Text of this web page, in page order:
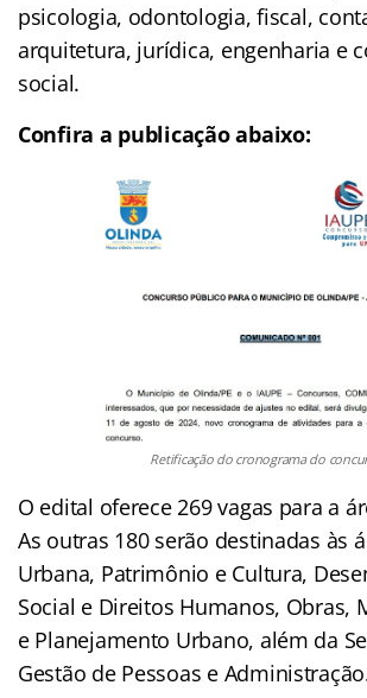
psicologia, odontologia, fiscal,
arquitetura, jurídica, engenharia e
social.
Confira a publicação abaixo:
Retificação do cronograma do
O edital oferece 269 vagas para a
As outras 180 serão destinadas às
Urbana, Patrimônio e Cultura,
Social e Direitos Humanos, Obras,
e Planejamento Urbano, além da
Gestão de Pessoas e